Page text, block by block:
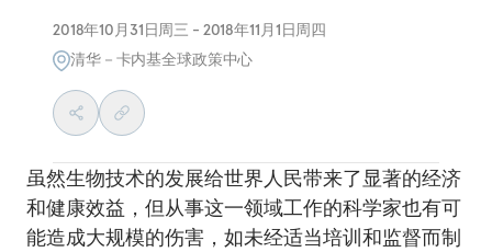
2018年10月31日周三 - 2018年11月1日周四
清华－卡内基全球政策中心
虽然生物技术的发展给世界人民带来了显著的经济
和健康效益，但从事这一领域工作的科学家也有可
能造成大规模的伤害，如未经适当培训和监督而制